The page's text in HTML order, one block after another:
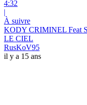
4:32
|
À suivre
KODY CRIMINEL Feat
LE CIEL
RusKoV95
il y a 15 ans